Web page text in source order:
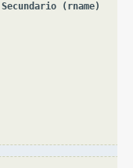
(rname)